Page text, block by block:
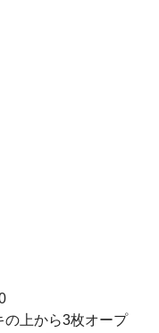
の上から3枚オープ